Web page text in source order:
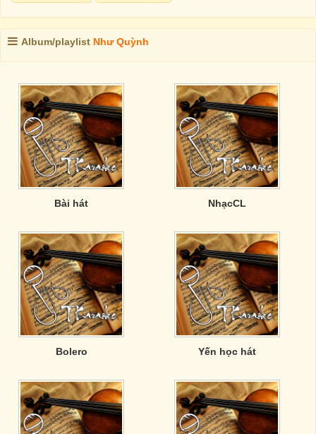
Album/playlist Như Quỳnh
Bài hát NhạcCL
Bolero Yến học hát